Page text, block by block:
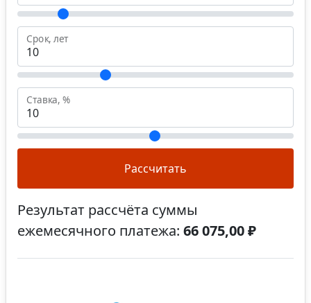
Срок, лет
Ставка, %
Рассчитать
Результат рассчёта суммы
ежемесячного платежа: 66 075,00 ₽